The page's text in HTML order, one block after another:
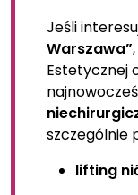
Jeśli
Warszawa”
Estetycznej
szczególnie
lifting